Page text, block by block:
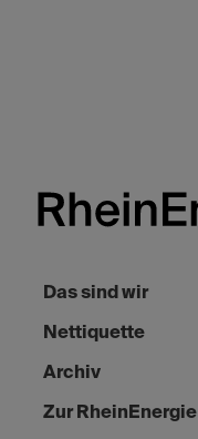
Das sind wir
Nettiquette
Archiv
Zur RheinEnergie